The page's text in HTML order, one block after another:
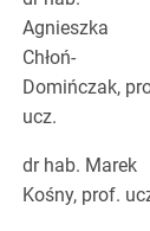
Agnieszka
Chłoń-
Domińczak,
ucz.
dr hab. Marek
Kośny, prof.